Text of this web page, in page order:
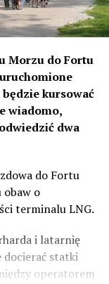
Morzu do Fortu
będzie kursować
wiadomo,
dwa
do Fortu
obaw o
terminalu LNG.
i latarnię
docierać statki
operatorem